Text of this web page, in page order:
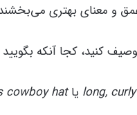
و معنای بهتری
کنید، کجا آنکه
long, یاcowboy hat